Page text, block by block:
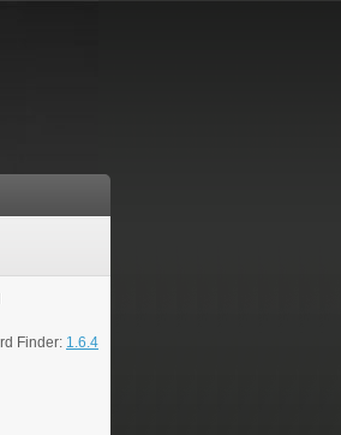
Finder: 1.6.4